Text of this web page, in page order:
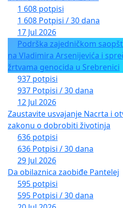
1 608 potpisi
1 608 Potpisi / 30 dana
17 Jul 2026
Podrška zajedničkom
na Vladimira Arsenijevića i
žrtvama genocida u Srebrenici
937 potpisi
937 Potpisi / 30 dana
12 Jul 2026
Zaustavite usvajanje Nacrta i
zakonu o dobrobiti životinja
636 potpisi
636 Potpisi / 30 dana
29 Jul 2026
Da obilaznica zaobiđe Pantelej
595 potpisi
595 Potpisi / 30 dana